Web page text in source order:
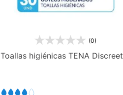
(0)
Toallas higiénicas TENA Discreet